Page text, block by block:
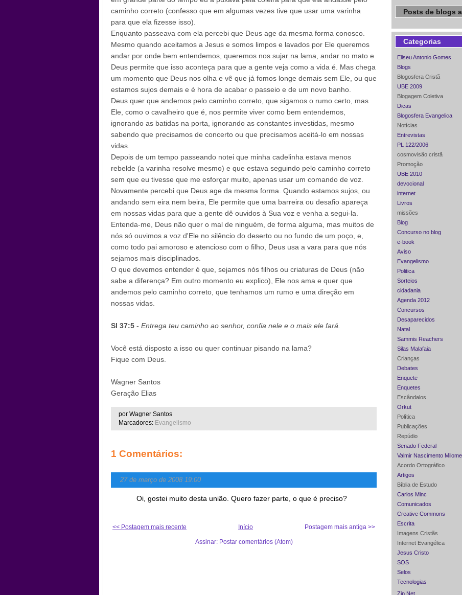
caminho correto (confesso que em algumas vezes tive que usar uma varinha
para que ela fizesse isso).
Enquanto passeava com ela percebi que Deus age da mesma forma conosco.
Mesmo quando aceitamos a Jesus e somos limpos e lavados por Ele queremos
andar por onde bem entendemos, queremos nos sujar na lama, andar no mato e
Deus permite que isso aconteça para que a gente veja como a vida é. Mas chega
um momento que Deus nos olha e vê que já fomos longe demais sem Ele, ou que
estamos sujos demais e é hora de acabar o passeio e de um novo banho.
Deus quer que andemos pelo caminho correto, que sigamos o rumo certo, mas
Ele, como o cavalheiro que é, nos permite viver como bem entendemos,
ignorando as batidas na porta, ignorando as constantes investidas, mesmo
sabendo que precisamos de concerto ou que precisamos aceitá-lo em nossas
vidas.
Depois de um tempo passeando notei que minha cadelinha estava menos
rebelde (a varinha resolve mesmo) e que estava seguindo pelo caminho correto
sem que eu tivesse que me esforçar muito, apenas usar um comando de voz.
Novamente percebi que Deus age da mesma forma. Quando estamos sujos, ou
andando sem eira nem beira, Ele permite que uma barreira ou desafio apareça
em nossas vidas para que a gente dê ouvidos à Sua voz e venha a segui-la.
Entenda-me, Deus não quer o mal de ninguém, de forma alguma, mas muitos de
nós só ouvimos a voz d'Ele no silêncio do deserto ou no fundo de um poço, e,
como todo pai amoroso e atencioso com o filho, Deus usa a vara para que nós
sejamos mais disciplinados.
O que devemos entender é que, sejamos nós filhos ou criaturas de Deus (não
sabe a diferença? Em outro momento eu explico), Ele nos ama e quer que
andemos pelo caminho correto, que tenhamos um rumo e uma direção em
nossas vidas.
Sl 37:5 - Entrega teu caminho ao senhor, confia nele e o mais ele fará.
Você está disposto a isso ou quer continuar pisando na lama?
Fique com Deus.
Wagner Santos
Geração Elias
por Wagner Santos
Marcadores: Evangelismo
1 Comentários:
27 de março de 2008 19:00
Oi, gostei muito desta união. Quero fazer parte, o que é preciso?
<< Postagem mais recente Postagem mais antiga >>
Início
Assinar: Postar comentários (Atom)
Posts de blogs
Categorias
Eliseu Antonio Gomes
Blogs
Blogosfera Cristã
UBE 2009
Blogagem Coletiva
Dicas
Blogosfera Evangelica
Notícias
Entrevistas
PL 122/2006
cosmovisão cristã
Promoção
UBE 2010
devocional
internet
Livros
missões
Blog
Concurso no blog
e-book
Aviso
Evangelismo
Politica
Sorteios
cidadania
Agenda 2012
Concursos
Desaparecidos
Natal
Sammis Reachers
Silas Malafaia
Crianças
Debates
Enquete
Enquetes
Escândalos
Orkut
Política
Publicações
Repúdio
Senado Federal
Valmir Nascimento
Acordo Ortográfico
Artigos
Bíblia de Estudo
Carlos Minc
Comunicados
Creative Commons
Escrita
Imagens Cristãs
Internet Evangélica
Jesus Cristo
SOS
Selos
Tecnologias
Zip Net